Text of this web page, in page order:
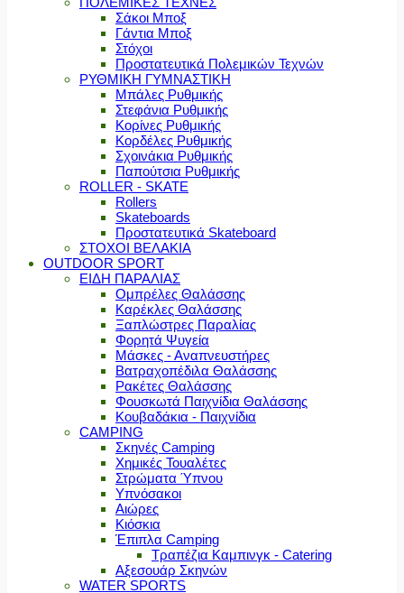
Σάκοι Μποξ
Γάντια Μποξ
Στόχοι
Προστατευτικά Πολεμικών Τεχνών
ΡΥΘΜΙΚΗ ΓΥΜΝΑΣΤΙΚΗ
Μπάλες Ρυθμικής
Στεφάνια Ρυθμικής
Κορίνες Ρυθμικής
Κορδέλες Ρυθμικής
Σχοινάκια Ρυθμικής
Παπούτσια Ρυθμικής
ROLLER - SKATE
Rollers
Skateboards
Προστατευτικά Skateboard
ΣΤΟΧΟΙ ΒΕΛΑΚΙΑ
OUTDOOR SPORT
ΕΙΔΗ ΠΑΡΑΛΙΑΣ
Ομπρέλες Θαλάσσης
Καρέκλες Θαλάσσης
Ξαπλώστρες Παραλίας
Φορητά Ψυγεία
Μάσκες - Αναπνευστήρες
Βατραχοπέδιλα Θαλάσσης
Ρακέτες Θαλάσσης
Φουσκωτά Παιχνίδια Θαλάσσης
Κουβαδάκια - Παιχνίδια
CAMPING
Σκηνές Camping
Χημικές Τουαλέτες
Στρώματα Ύπνου
Υπνόσακοι
Αιώρες
Κιόσκια
Έπιπλα Camping
Τραπέζια Καμπινγκ - Catering
Αξεσουάρ Σκηνών
WATER SPORTS